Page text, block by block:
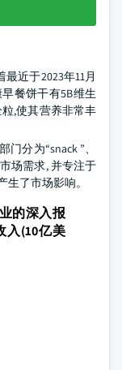
最近于2023年11月
餐饼干有5B维生
,使其营养非常丰
分为“snack ”、
场需求, 并专注于
了市场影响。
的深入报
入(10亿美